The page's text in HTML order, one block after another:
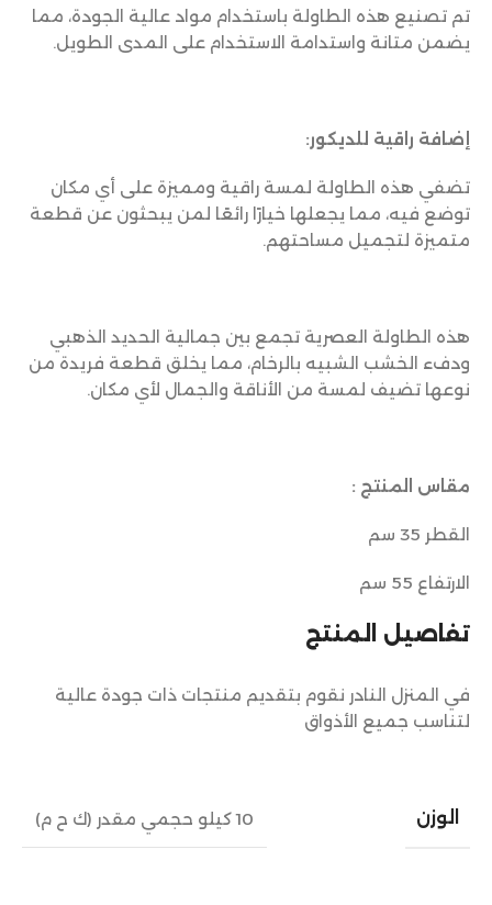
تفاصيل المنتج
في المنزل النادر نقوم بتقديم منتجات ذات جودة عالية
لتناسب جميع الأذواق
الوزن 10 كيلو حجمي مقدر (ك ح م)
تم تصنيع هذه الطاولة باستخدام مواد عالية الجودة، مما
يضمن متانة واستدامة الاستخدام على المدى الطويل.
إضافة راقية للديكور:
تضفي هذه الطاولة لمسة راقية ومميزة على أي مكان
توضع فيه، مما يجعلها خيارًا رائعًا لمن يبحثون عن قطعة
متميزة لتجميل مساحتهم.
هذه الطاولة العصرية تجمع بين جمالية الحديد الذهبي
ودفء الخشب الشبيه بالرخام، مما يخلق قطعة فريدة من
نوعها تضيف لمسة من الأناقة والجمال لأي مكان.
مقاس المنتج :
القطر 35 سم
الارتفاع 55 سم